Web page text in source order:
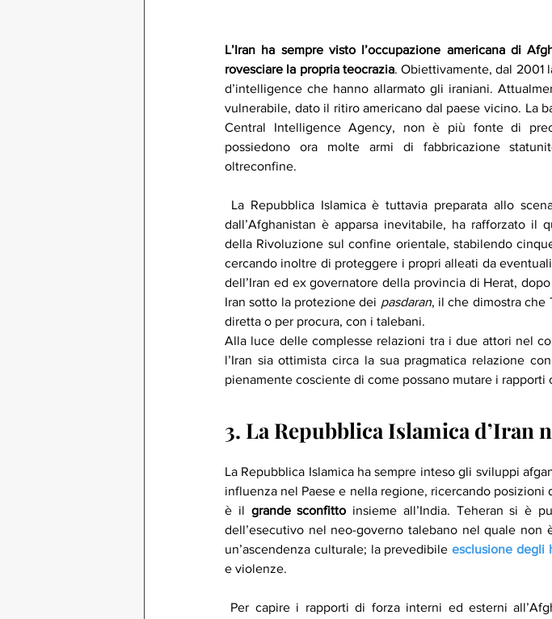
L’Iran ha sempre visto l’occupazione americana di
rovesciare la propria teocrazia. Obiettivamente, dal 2001
d’intelligence che hanno allarmato gli iraniani.
vulnerabile, dato il ritiro americano dal paese vicino. La
Central Intelligence Agency, non è più fonte di
possiedono ora molte armi di fabbricazione
oltreconfine.
dall’Afghanistan è apparsa inevitabile, ha rafforzato il
della Rivoluzione sul confine orientale, stabilendo
cercando inoltre di proteggere i propri alleati da
dell’Iran ed ex governatore della provincia di Herat,
Iran sotto la protezione dei pasdaran, il che dimostra che
diretta o per procura, con i talebani.
Alla luce delle complesse relazioni tra i due attori nel
l’Iran sia ottimista circa la sua pragmatica relazione
pienamente cosciente di come possano mutare i rapporti
3. La Repubblica Islamica d’Iran
La Repubblica Islamica ha sempre inteso gli sviluppi
influenza nel Paese e nella regione, ricercando
è il grande sconfitto insieme all’India. Teheran si è
dell’esecutivo nel neo-governo talebano nel quale
un’ascendenza culturale; la prevedibile esclusione degli
e violenze.